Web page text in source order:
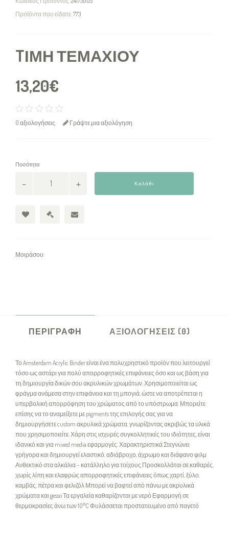
Προϊόντα που είδατε:773
TΙΜΉ ΤΕΜΑΧΊΟΥ
13,20€
0 αξιολογήσεις Γράψτε μια αξιολόγηση
Ποσότητα
Καλάθι
Μοιράσου:
ΠΕΡΙΓΡΑΦΉ ΑΞΙΟΛΟΓΉΣΕΙΣ (0)
Το Amsterdam Acrylic Binder είναι ένα πολυχρηστικό προϊόν που λειτουργεί
τόσο ως αστάρι για πολύ απορροφητικές επιφάνειες όσο και ως βάση για
τη δημιουργία δικών σου ακρυλικών χρωμάτων. Χρησιμοποιείται ως
φράγμα ανάμεσα στην επιφάνεια και τη μπογιά, ώστε να αποτρέπεται η
υπερβολική απορρόφηση του χρώματος από το υπόστρωμα. Μπορείτε
επίσης να το αναμείξετε με pigments της επιλογής σας για να
δημιουργήσετε custom ακρυλικά χρώματα, γνωρίζοντας ακριβώς τα υλικά
που χρησιμοποιείτε. Χάρη στις ισχυρές συγκολλητικές του ιδιότητες, είναι
ιδανικό και για mixed media εφαρμογές. Χαρακτηριστικά Στεγνώνει
γρήγορα και δημιουργεί ελαστικό, αδιάβροχο, άχρωμο και διάφανο φιλμ
Ανθεκτικό στα αλκάλια – κατάλληλο για τοίχους Προσκολλάται σε καθαρές,
χωρίς λίπη και ελαφρώς απορροφητικές επιφάνειες όπως χαρτί, ξύλο,
καμβάς, πέτρα και φελιζόλ Μπορεί να βαφτεί από πάνω με ακρυλικά
χρώματα και gesso Τα εργαλεία καθαρίζονται με νερό Εφαρμογή σε
θερμοκρασίες άνω των 10°C Φυλάσσεται προστατευμένο από παγετό